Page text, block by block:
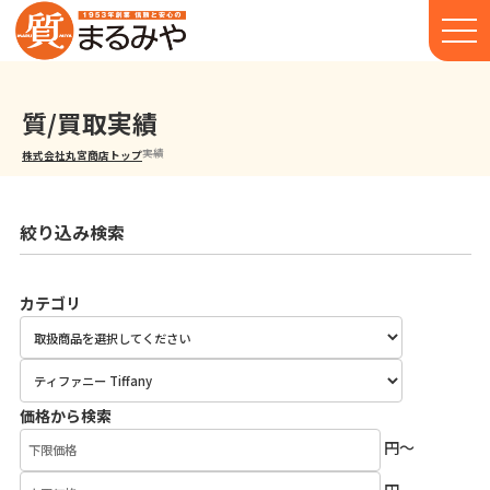
質/買取実績
株式会社丸宮商店トップ⁩実績
絞り込み検索
カテゴリ
価格から検索
円～